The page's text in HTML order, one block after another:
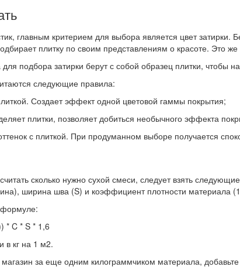
главным критерием для выбора является цвет затирки.
плитку по своим представлениям о красоте. Это
подбора затирки берут с собой образец плитки, чтобы
следующие правила:
Создает эффект одной цветовой гаммы покрытия;
плитки, позволяет добиться необычного эффекта
с плиткой. При продуманном выборе получается
сколько нужно сухой смеси, следует взять
ширина шва (S) и коэффициент плотности материала
* C * S * 1,6
в кг на 1 м2.
магазин за еще одним килограммчиком материала,